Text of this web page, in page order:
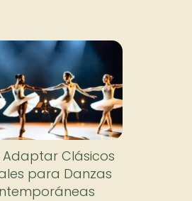
Clásicos
para Danzas